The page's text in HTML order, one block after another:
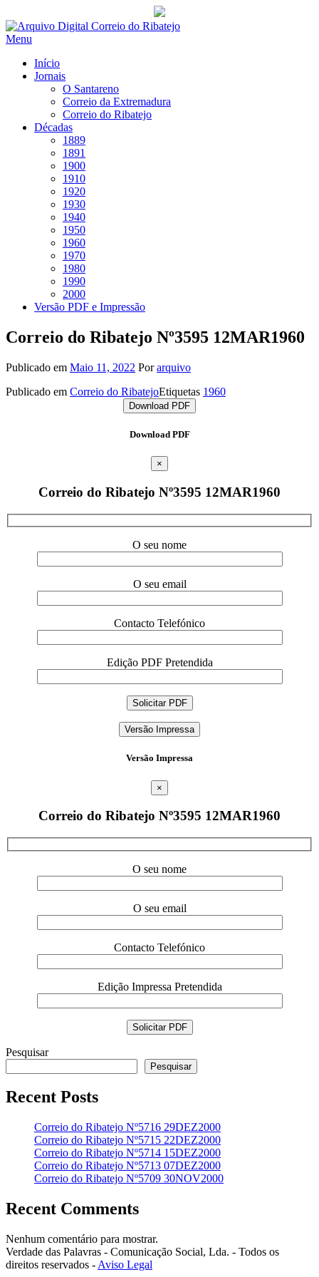
Saltar
para
Menu
Início
Jornais
O Santareno
Correio da Extremadura
Correio do Ribatejo
Décadas
1889
1891
1900
1910
1920
1930
1940
1950
1960
1970
1980
1990
2000
Versão PDF e Impressão
Correio do Ribatejo Nº3595 12MAR1960
Publicado em Maio 11, 2022 Porarquivo
Publicado em Correio do RibatejoEtiquetas 1960
Download PDF
Download PDF
×
Correio do Ribatejo Nº3595 12MAR1960
O seu nome
O seu email
Contacto Telefónico
Edição PDF Pretendida
Versão Impressa
Versão Impressa
×
Correio do Ribatejo Nº3595 12MAR1960
O seu nome
O seu email
Contacto Telefónico
Edição Impressa Pretendida
Pesquisar
Pesquisar
Recent Posts
Correio do Ribatejo Nº5716 29DEZ2000
Correio do Ribatejo Nº5715 22DEZ2000
Correio do Ribatejo Nº5714 15DEZ2000
Correio do Ribatejo Nº5713 07DEZ2000
Correio do Ribatejo Nº5709 30NOV2000
Recent Comments
Nenhum comentário para mostrar.
Verdade das Palavras - Comunicação Social, Lda. - Todos os
direitos reservados - Aviso Legal